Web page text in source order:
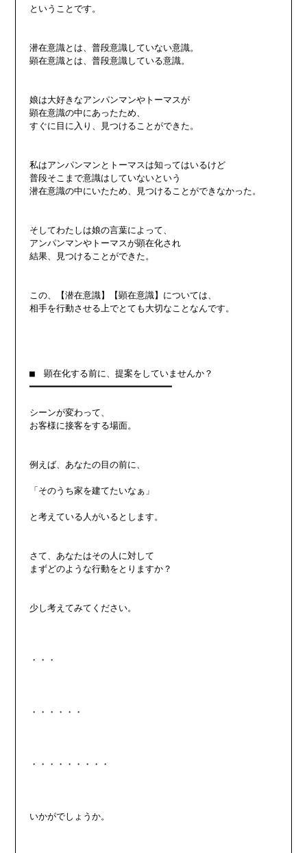
ということです。
潜在意識とは、普段意識していない意識。
顕在意識とは、普段意識している意識。
娘は大好きなアンパンマンやトーマスが
顕在意識の中にあったため、
すぐに目に入り、見つけることができた。
私はアンパンマンとトーマスは知ってはいるけど
普段そこまで意識はしていないという
潜在意識の中にいたため、見つけることができなかった。
そしてわたしは娘の言葉によって、
アンパンマンやトーマスが顕在化され
結果、見つけることができた。
この、【潜在意識】【顕在意識】については、
相手を行動させる上でとても大切なことなんです。
■　顕在化する前に、提案をしていませんか？
━━━━━━━━━━━━━━━━━━━━━━━━━━
シーンが変わって、
お客様に接客をする場面。
例えば、あなたの目の前に、
「そのうち家を建てたいなぁ」
と考えている人がいるとします。
さて、あなたはその人に対して
まずどのような行動をとりますか？
少し考えてみてください。
・・・
・・・・・・
・・・・・・・・・
いかがでしょうか。